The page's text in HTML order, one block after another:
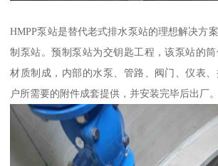
HMPP泵站是替代老式排水泵站的理想解决方
制泵站。预制泵站为交钥匙工程，该泵站的
材质制成，内部的水泵、管路、阀门、仪表
户所需要的附件成套提供，并安装完毕后出厂。